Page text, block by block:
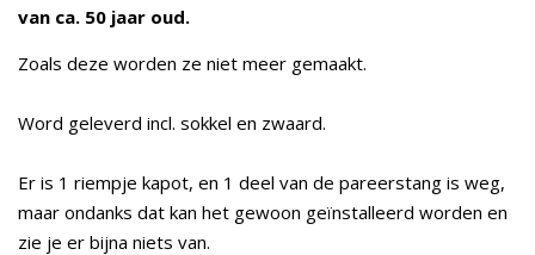
van ca. 50 jaar oud.
Zoals deze worden ze niet meer gemaakt.
Word geleverd incl. sokkel en zwaard.
Er is 1 riempje kapot, en 1 deel van de pareerstang is weg,
maar ondanks dat kan het gewoon geïnstalleerd worden en
zie je er bijna niets van.